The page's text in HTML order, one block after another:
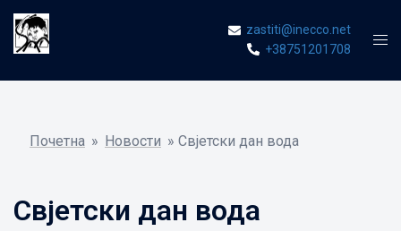
Skip
content
zastiti@inecco.net
+38751201708
Почетна » Новости » Свјетски дан вода
Свјетски дан вода